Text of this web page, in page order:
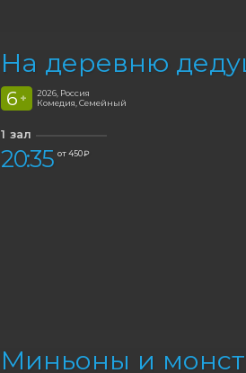
На деревню
6 +
2026, Россия
Комедия, Семейный
1 зал
20:35 от 450 ₽
Миньоны и